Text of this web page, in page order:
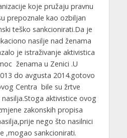
koje pružaju pravnu
prepoznale kao ozbiljan
teško sankcionirati.Da je
nasilje nad ženama
je istraživanje aktivistica
ženama u Zenici .U
do avgusta 2014.gotovo
Centra bile su žrtve
aktivistice ovog
zakonskih propisa
nego što nasilnici
,mogao sankcionirati.